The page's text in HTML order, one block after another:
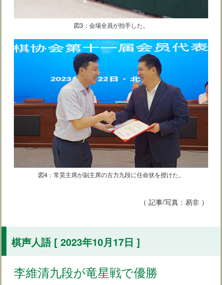
図3：会場全員が拍手した。
図4：常昊主席が副主席の古力九段に任命状を授けた。
（ 記事/写真：易非 ）
棋声人語 [ 2023年10月17日 ]
李維清九段が竜星戦で優勝